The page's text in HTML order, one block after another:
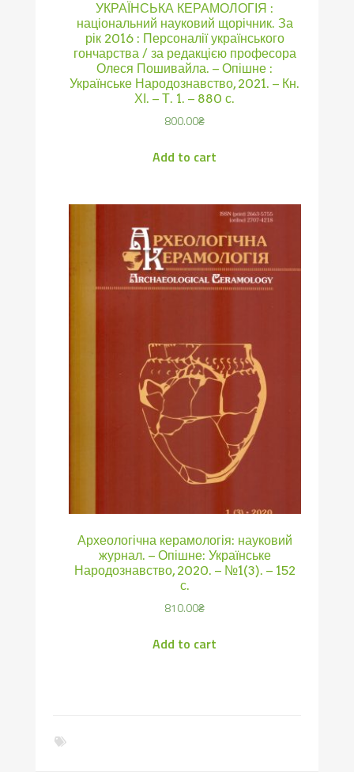
УКРАЇНСЬКА КЕРАМОЛОГІЯ :
національний науковий щорічник. За
рік 2016 : Персоналії українського
гончарства / за редакцією професора
Олеся Пошивайла. – Опішне :
Українське Народознавство, 2021. – Кн.
ХІ. – Т. 1. – 880 с.
800.00₴
Add to cart
Археологічна керамологія: науковий
журнал. – Опішне: Українське
Народознавство, 2020. – №1(3). – 152
с.
810.00₴
Add to cart